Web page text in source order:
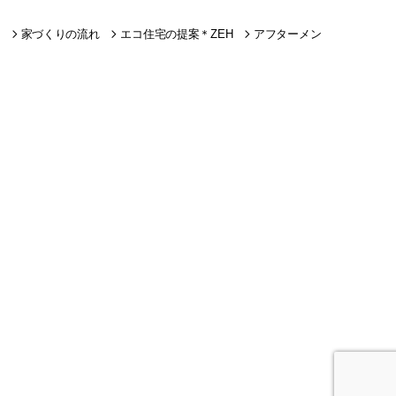
家づくりの流れ エコ住宅の提案＊ZEH
アフターメン